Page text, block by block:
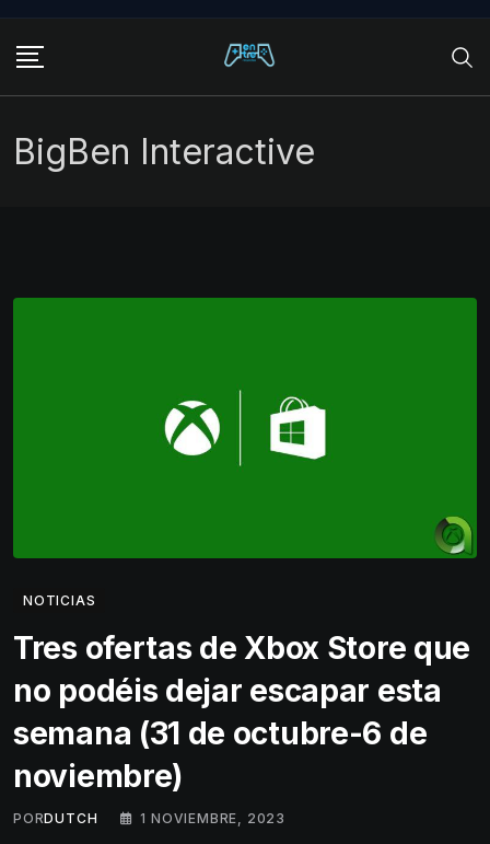
content
BigBen Interactive
NOTICIAS
Tres ofertas de Xbox Store que
no podéis dejar escapar esta
semana (31 de octubre-6 de
noviembre)
PORDUTCH 1 NOVIEMBRE, 2023